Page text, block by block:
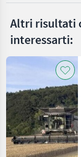
AF
5088
AF
8240
AF
9230
Altri risultati
interessarti: